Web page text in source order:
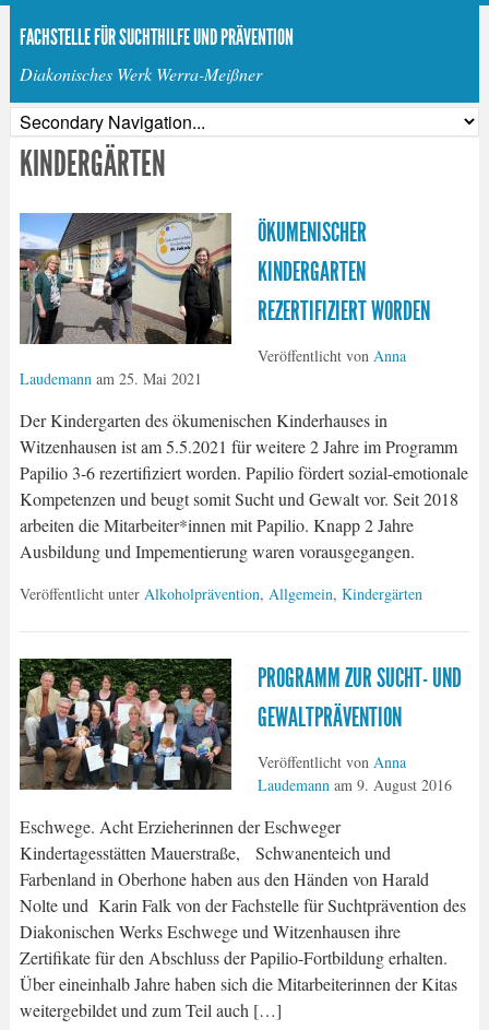
FACHSTELLE FÜR SUCHTHILFE UND PRÄVENTION
Diakonisches Werk Werra-Meißner
KINDERGÄRTEN
ÖKUMENISCHER
KINDERGARTEN
REZERTIFIZIERT WORDEN
Veröffentlicht von Anna
Laudemannam 25. Mai 2021
Der Kindergarten des ökumenischen Kinderhauses in
Witzenhausen ist am 5.5.2021 für weitere 2 Jahre im Programm
Papilio 3-6 rezertifiziert worden. Papilio fördert sozial-emotionale
Kompetenzen und beugt somit Sucht und Gewalt vor. Seit 2018
arbeiten die Mitarbeiter*innen mit Papilio. Knapp 2 Jahre
Ausbildung und Impementierung waren vorausgegangen.
Veröffentlicht unter Alkoholprävention, Allgemein, Kindergärten
PROGRAMM ZUR SUCHT- UND
GEWALTPRÄVENTION
Veröffentlicht von Anna
Laudemannam 9. August 2016
Eschwege. Acht Erzieherinnen der Eschweger
Kindertagesstätten Mauerstraße, Schwanenteich und
Farbenland in Oberhone haben aus den Händen von Harald
Nolte und Karin Falk von der Fachstelle für Suchtprävention des
Diakonischen Werks Eschwege und Witzenhausen ihre
Zertifikate für den Abschluss der Papilio-Fortbildung erhalten.
Über eineinhalb Jahre haben sich die Mitarbeiterinnen der Kitas
weitergebildet und zum Teil auch […]